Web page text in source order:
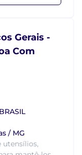
Gerais -
Com
/ MG
utensílios,